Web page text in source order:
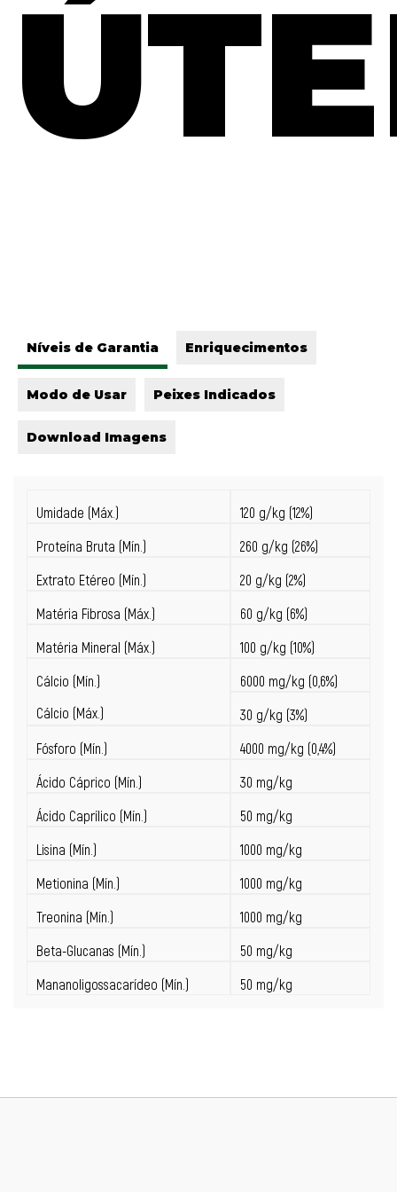
Ní­veis de Garantia Enriquecimentos
Modo de Usar Peixes Indicados
Download Imagens
Umidade (Máx.)
120 g/kg (12%)
Proteína Bruta (Mín.)
260 g/kg (26%)
Extrato Etéreo (Mín.)
20 g/kg (2%)
Matéria Fibrosa (Máx.)
60 g/kg (6%)
Matéria Mineral (Máx.)
100 g/kg (10%)
Cálcio (Mín.)
Cálcio (Máx.)
6000 mg/kg (0,6%)
30 g/kg (3%)
Fósforo (Mín.)
4000 mg/kg (0,4%)
Ácido Cáprico (Mín.)
30 mg/kg
Ácido Caprílico (Mín.)
50 mg/kg
Lisina (Mín.)
1000 mg/kg
Metionina (Mín.)
1000 mg/kg
Treonina (Mín.)
1000 mg/kg
Beta-Glucanas (Mín.)
50 mg/kg
Mananoligossacarídeo (Mín.)
50 mg/kg